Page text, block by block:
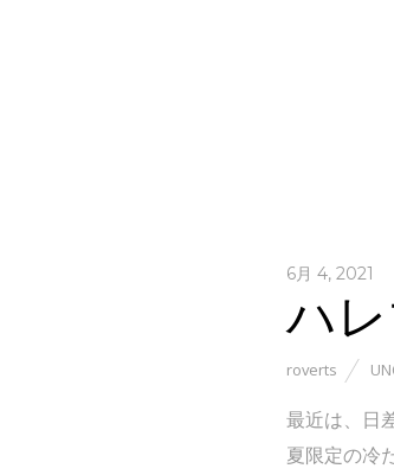
6月 4, 2021
ハ
roverts
最近は、日
夏限定の冷